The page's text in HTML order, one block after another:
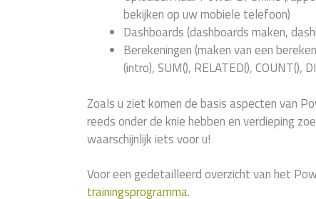
bekijken op uw mobiele telefoon)
Dashboards (dashboards maken,
Berekeningen (maken van een
(intro), SUM(), RELATED(), COUNT(),
Zoals u ziet komen de basis aspecten van
reeds onder de knie hebben en verdieping
waarschijnlijk iets voor u!
Voor een gedetailleerd overzicht van het
trainingsprogramma.